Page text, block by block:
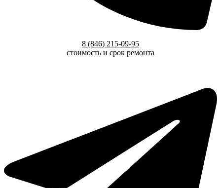
8 (846) 215-09-95
стоимость и срок ремонта